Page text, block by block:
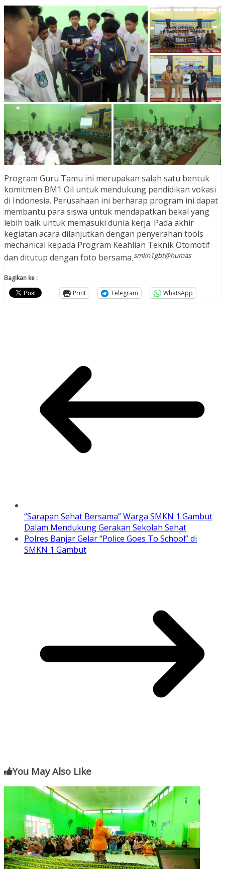
Program Guru Tamu ini merupakan salah satu bentuk
komitmen BM1 Oil untuk mendukung pendidikan vokasi
di Indonesia. Perusahaan ini berharap program ini dapat
membantu para siswa untuk mendapatkan bekal yang
lebih baik untuk memasuki dunia kerja. Pada akhir
kegiatan acara dilanjutkan dengan penyerahan tools
mechanical kepada Program Keahlian Teknik Otomotif
dan ditutup dengan foto bersama.smkn1gbt@humas
Bagikan ke :
Print
Telegram WhatsApp
“Sarapan Sehat Bersama” Warga SMKN 1 Gambut
Dalam Mendukung Gerakan Sekolah Sehat
Polres Banjar Gelar “Police Goes To School” di
SMKN 1 Gambut
You May Also Like